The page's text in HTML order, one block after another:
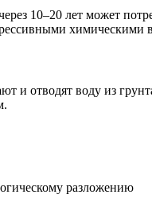
10–20 лет может
химическими
и отводят воду из
разложению